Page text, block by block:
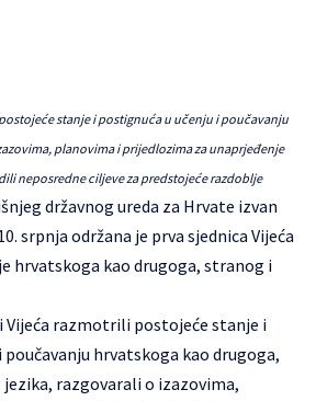
stanje i postignuća u učenju i poučavanju
planovima i prijedlozima za unaprjeđenje
neposredne ciljeve za predstojeće razdoblje
državnog ureda za Hrvate izvan
srpnja održana je prva sjednica Vijeća
hrvatskoga kao drugoga, stranog i
Vijeća razmotrili postojeće stanje i
poučavanju hrvatskoga kao drugoga,
razgovarali o izazovima,